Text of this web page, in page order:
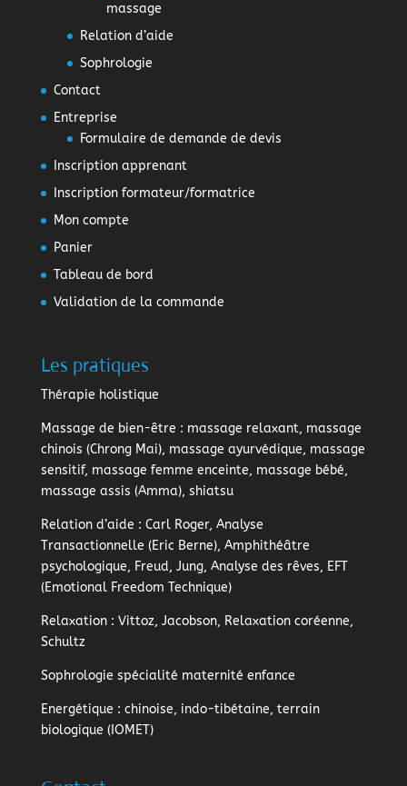
massage
Relation d’aide
Sophrologie
Contact
Entreprise
Formulaire de demande de devis
Inscription apprenant
Inscription formateur/formatrice
Mon compte
Panier
Tableau de bord
Validation de la commande
Les pratiques
Thérapie holistique
Massage de bien-être : massage relaxant, massage
chinois (Chrong Mai), massage ayurvédique, massage
sensitif, massage femme enceinte, massage bébé,
massage assis (Amma), shiatsu
Relation d’aide : Carl Roger, Analyse
Transactionnelle (Eric Berne), Amphithéâtre
psychologique, Freud, Jung, Analyse des rêves, EFT
(Emotional Freedom Technique)
Relaxation: Vittoz, Jacobson, Relaxation coréenne,
Schultz
Sophrologie spécialité maternité enfance
Energétique : chinoise, indo-tibétaine, terrain
biologique (IOMET)